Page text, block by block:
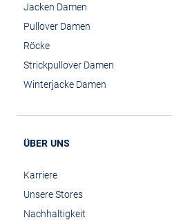
Jacken Damen
Pullover Damen
Röcke
Strickpullover Damen
Winterjacke Damen
ÜBER UNS
Karriere
Unsere Stores
Nachhaltigkeit